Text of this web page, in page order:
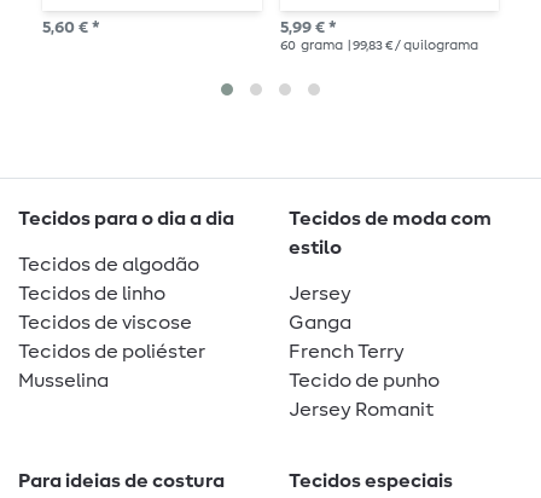
5,60 € * 5,99 € *
60 grama | 99,83 € / quilograma
Tecidos para o dia a dia
Tecidos de algodão
Tecidos de linho
Tecidos de viscose
Tecidos de poliéster
Musselina
Tecidos de moda com
estilo
Jersey
Ganga
French Terry
Tecido de punho
Jersey Romanit
Para ideias de costura
Tecidos especiais